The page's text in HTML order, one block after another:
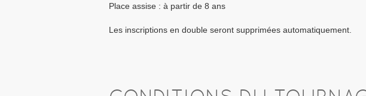
Place assise : à partir de 8 ans
Les inscriptions en double seront supprimées automatiquement.